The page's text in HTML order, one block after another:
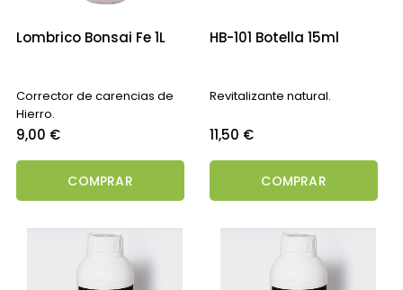
Lombrico Bonsai Fe 1L
Corrector de carencias de
Hierro.
Precio
9,00 €
COMPRAR
HB-101 Botella 15ml
Revitalizante natural.
Precio
11,50 €
COMPRAR